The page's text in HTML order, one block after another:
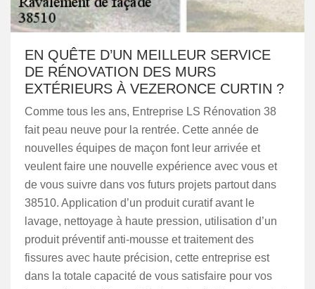
EN QUÊTE D’UN MEILLEUR SERVICE
DE RÉNOVATION DES MURS
EXTÉRIEURS À VEZERONCE CURTIN ?
Comme tous les ans, Entreprise LS Rénovation 38
fait peau neuve pour la rentrée. Cette année de
nouvelles équipes de maçon font leur arrivée et
veulent faire une nouvelle expérience avec vous et
de vous suivre dans vos futurs projets partout dans
38510. Application d’un produit curatif avant le
lavage, nettoyage à haute pression, utilisation d’un
produit préventif anti-mousse et traitement des
fissures avec haute précision, cette entreprise est
dans la totale capacité de vous satisfaire pour vos